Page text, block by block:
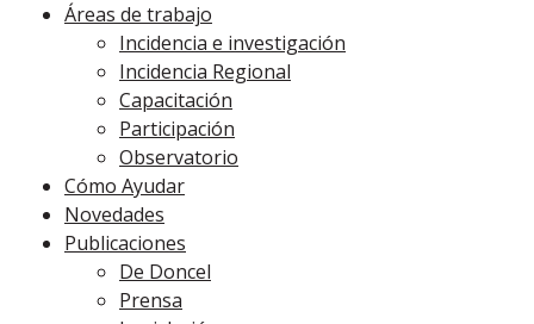
Áreas de trabajo
Incidencia e investigación
Incidencia Regional
Capacitación
Participación
Observatorio
Cómo Ayudar
Novedades
Publicaciones
De Doncel
Prensa